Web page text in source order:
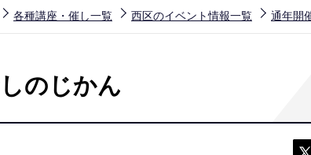
各種講座・催し一覧 西区のイベント情報一覧 通年開
のじかん